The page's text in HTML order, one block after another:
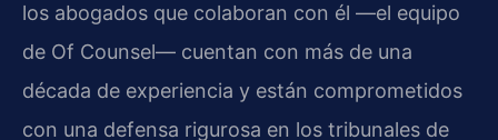
los abogados que colaboran con él —el equipo
de Of Counsel— cuentan con más de una
década de experiencia y están comprometidos
con una defensa rigurosa en los tribunales de